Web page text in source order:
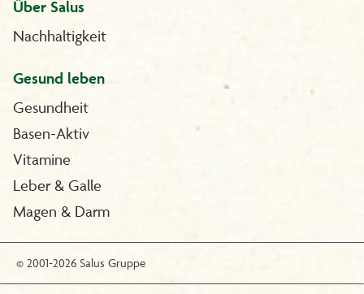
Über Salus
Nachhaltigkeit
Gesund leben
Gesundheit
Basen-Aktiv
Vitamine
Leber & Galle
Magen & Darm
© 2001-2026 Salus Gruppe